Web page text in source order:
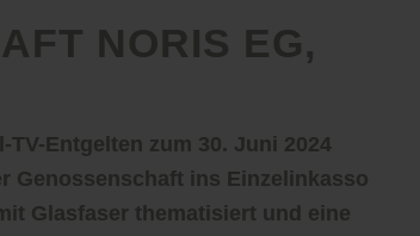
NORIS EG,
Entgelten zum 30. Juni 2024
Genossenschaft ins Einzelinkasso
Glasfaser thematisiert und eine